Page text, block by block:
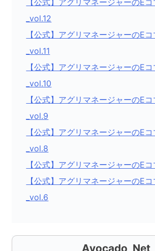
_vol.12
【公式】アグリマネージャーのE
_vol.11
【公式】アグリマネージャーのE
_vol.10
【公式】アグリマネージャーのE
_vol.9
【公式】アグリマネージャーのE
_vol.8
【公式】アグリマネージャーのE
【公式】アグリマネージャーのE
_vol.6
Avocado_Net